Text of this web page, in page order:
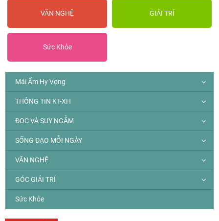
VĂN NGHỆ GIẢI TRÍ
Sức Khỏe
Mái Ấm Hy Vọng
THÔNG TIN KT-XH
ĐỌC VÀ SUY NGẪM
SỐNG ĐẠO MỖI NGÀY
VĂN NGHỆ
GÓC GIẢI TRÍ
Sức Khỏe